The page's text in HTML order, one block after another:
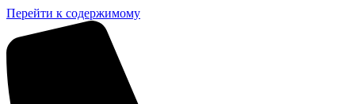
Перейти к содержимому